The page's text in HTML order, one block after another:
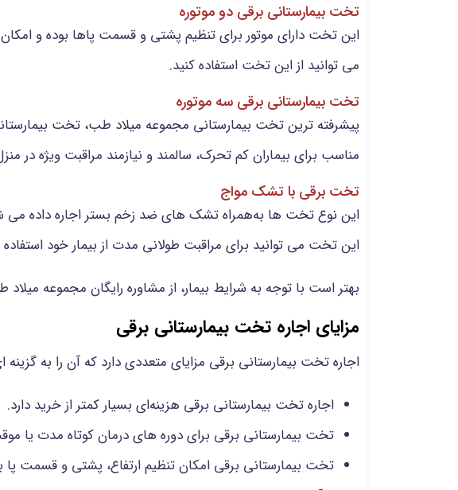
تخت بیمارستانی برقی دو موتوره
این تخت دارای موتور برای تنظیم پشتی و قسمت پاها بوده و
می توانید از این تخت استفاده کنید.
تخت بیمارستانی برقی سه موتوره
پیشرفته ترین تخت بیمارستانی مجموعه میلاد طب، تخت
مناسب برای بیماران کم تحرک، سالمند و نیازمند مراقبت ویژه در
تخت برقی با تشک مواج
این نوع تخت‌ ها به‌همراه تشک های ضد زخم بستر اجاره داده می
این تخت می توانید برای مراقبت طولانی مدت از بیمار خود استفاده
بهتر است با توجه به شرایط بیمار، از مشاوره رایگان مجموعه
مزایای اجاره تخت بیمارستانی برقی
اجاره تخت بیمارستانی برقی مزایای متعددی دارد که آن را به
اجاره تخت بیمارستانی برقی هزینه‌ای بسیار کمتر از خرید دارد.
تخت بیمارستانی برقی برای دوره های درمان کوتاه مدت یا
تخت بیمارستانی برقی امکان تنظیم ارتفاع، پشتی و قسمت پا